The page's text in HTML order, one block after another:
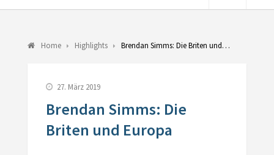
Home Highlights Brendan Simms: Die Briten und…
27. März 2019
Brendan Simms: Die
Briten und Europa